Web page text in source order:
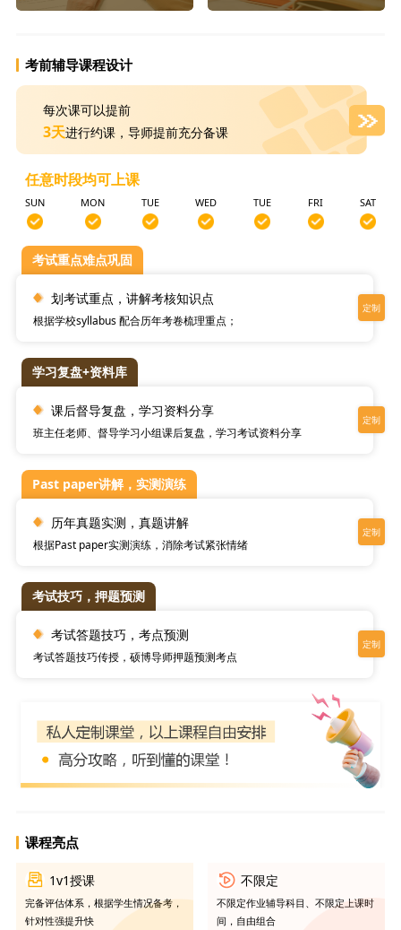
考前辅导课程设计
每次课可以提前
3天进行约课，导师提前充分备课
任意时段均可上课
SUN MON TUE WED TUE FRI SAT
考试重点难点巩固
划考试重点，讲解考核知识点
根据学校syllabus 配合历年考卷梳理重点；
学习复盘+资料库
课后督导复盘，学习资料分享
班主任老师、督导学习小组课后复盘，学习考试资料分享
Past paper讲解，实测演练
历年真题实测，真题讲解
根据Past paper实测演练，消除考试紧张情绪
考试技巧，押题预测
考试答题技巧，考点预测
考试答题技巧传授，硕博导师押题预测考点
课程亮点
1v1授课
完备评估体系，根据学生情况备考，
针对性强提升快
不限定
不限定作业辅导科目、不限定上课时
间，自由组合